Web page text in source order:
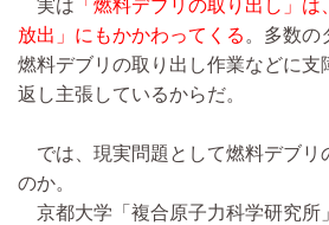
実は 「燃料デブリの取り出し」
放出」にもかかわってくる 。多数の
燃料デブリの取り出し作業などに支
返し主張しているからだ。
では、現実問題として燃料デブリ
のか。
京都大学「複合原子力科学研究所